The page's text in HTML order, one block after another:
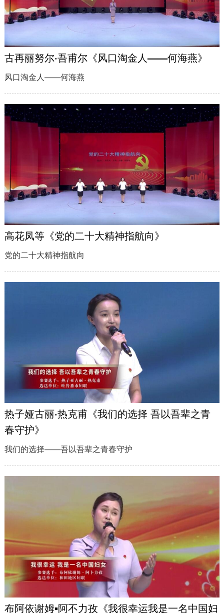
古再丽努尔·吾甫尔《风口淘金人——何海燕》
风口淘金人——何海燕
高花凤等《党的二十大精神指航向》
党的二十大精神指航向
热子娅古丽·热克甫《我们的选择 吾以吾辈之青
春守护》
我们的选择——吾以吾辈之青春守护
布阿依谢姆▪阿不力孜《我很幸运我是一名中国妇